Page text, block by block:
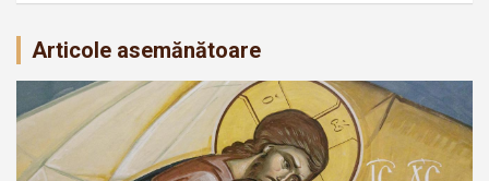
Articole asemănătoare